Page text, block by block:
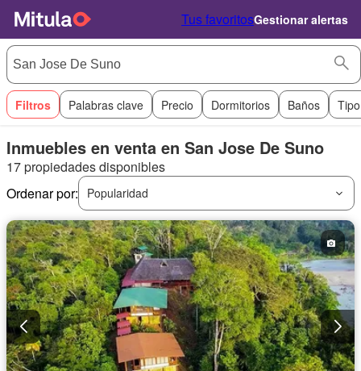
Tus favoritosGestionar alertas
Filtros Palabras clave Precio Dormitorios Baños
Inmuebles en venta en San Jose De Suno
17 propiedades disponibles
Ordenar por:
Popularidad